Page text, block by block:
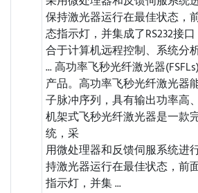
保持激光器运行在最佳状态，
态指示灯，并集成了RS232接
合于计算机远程控制、系统分
...高功率飞秒光纤激光器
产品。高功率飞秒光纤激光器
子脉冲序列，具有输出功率高
机架式飞秒光纤激光器是一款
统，采
用微处理器和反馈伺服系统进
持激光器运行在最佳状态，前
指示灯，并集 ...